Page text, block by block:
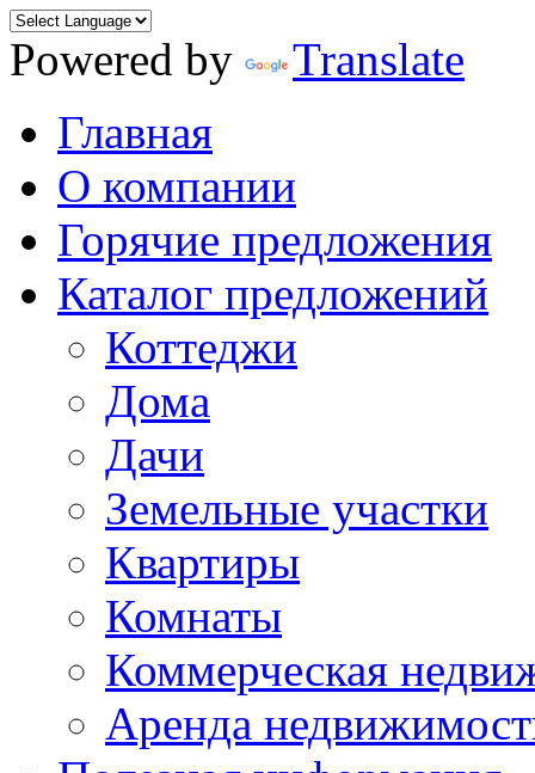
Powered by
Translate
Главная
О компании
Горячие предложения
Каталог предложений
Коттеджи
Дома
Дачи
Земельные участки
Квартиры
Комнаты
Коммерческая
Аренда